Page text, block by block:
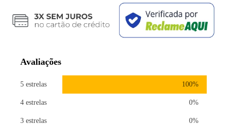
Avaliações
5 estrelas 100%
4 estrelas 0%
3 estrelas 0%